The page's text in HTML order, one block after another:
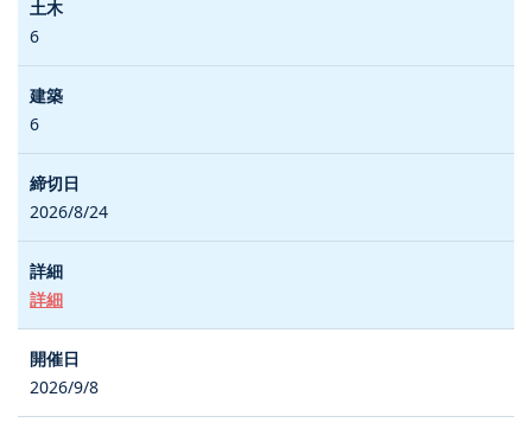
6
6
2026/8/24
詳細
2026/9/8